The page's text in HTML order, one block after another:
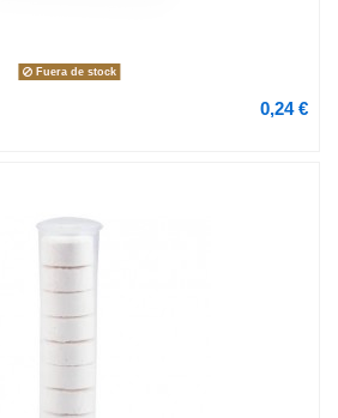
Fuera de stock
0,24 €